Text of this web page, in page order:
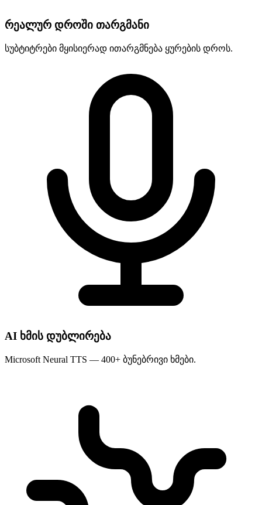
რეალურ დროში თარგმანი
სუბტიტრები მყისიერად ითარგმნება ყურების დროს.
AI ხმის დუბლირება
Microsoft Neural TTS — 400+ ბუნებრივი ხმები.